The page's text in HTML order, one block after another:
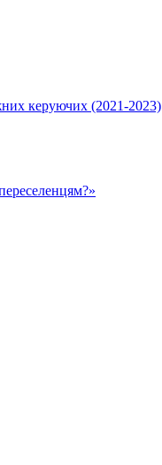
керуючих (2021-2023)